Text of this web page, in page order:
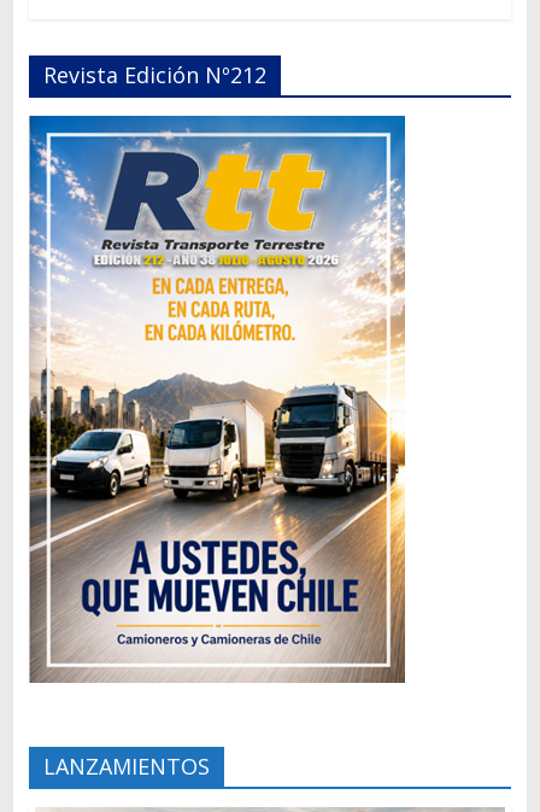
Revista Edición Nº212
LANZAMIENTOS